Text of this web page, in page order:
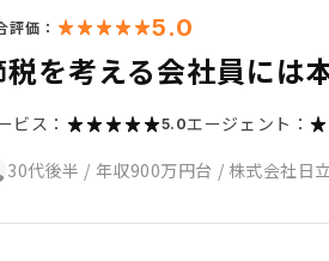
評価： 5.0
税を考える会社員には
ビス： 5.0エージェント：
30代後半 / 年収900万円台 / 株式会社日